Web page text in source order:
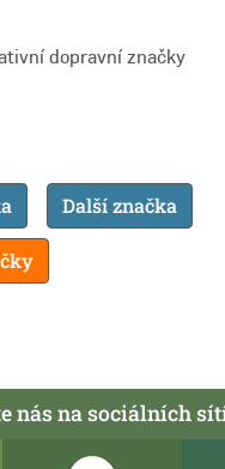
dopravní značky
Další značka
nás na sociálních